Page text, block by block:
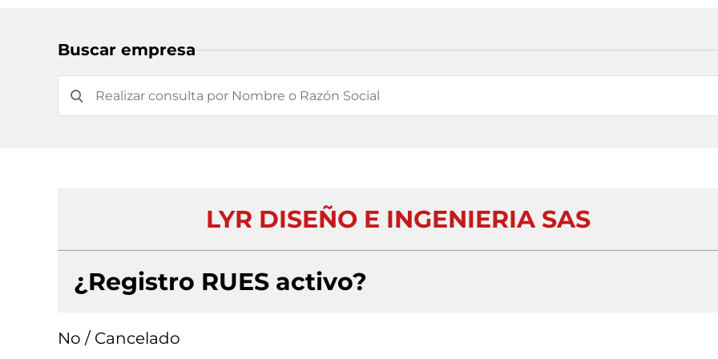
Buscar empresa
LYR DISEÑO E INGENIERIA SAS
¿Registro RUES activo?
No / Cancelado